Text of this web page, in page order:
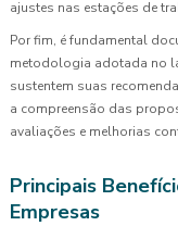
ajustes nas estações de
Por fim, é fundamental
metodologia adotada no
sustentem suas
a compreensão das
avaliações e melhorias
Principais
Empresas